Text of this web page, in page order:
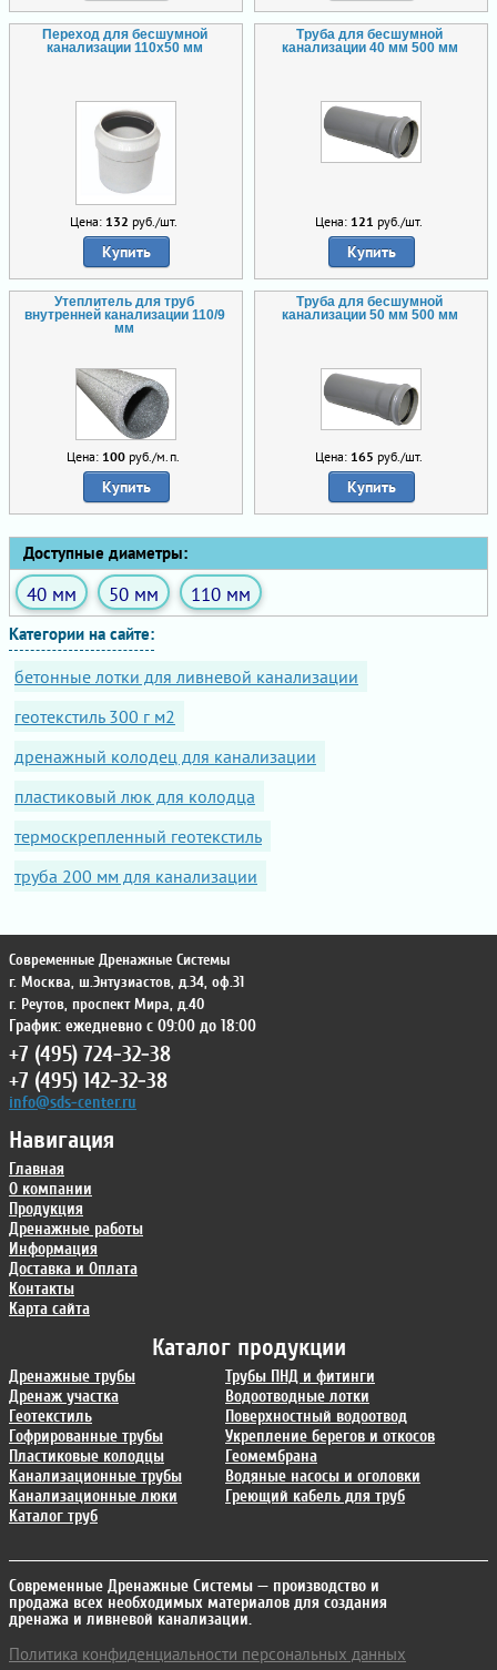
Переход для бесшумной
канализации 110х50 мм
Цена: 132 руб./шт.
Купить
Труба для бесшумной
канализации 40 мм 500 мм
Цена: 121 руб./шт.
Купить
Утеплитель для труб
внутренней канализации 110/9
мм
Цена: 100 руб./м.п.
Купить
Труба для бесшумной
канализации 50 мм 500 мм
Цена: 165 руб./шт.
Купить
Доступные диаметры:
40 мм 50 мм 110 мм
Категории на сайте:
бетонные лотки для ливневой канализации
геотекстиль 300 г м2
дренажный колодец для канализации
пластиковый люк для колодца
термоскрепленный геотекстиль
труба 200 мм для канализации
Каталог продукции
Дренажные трубы
Дренаж участка
Геотекстиль
Гофрированные трубы
Пластиковые колодцы
Канализационные трубы
Канализационные люки
Каталог труб
Трубы ПНД и фитинги
Водоотводные лотки
Поверхностный водоотвод
Укрепление берегов и откосов
Геомембрана
Водяные насосы и оголовки
Греющий кабель для труб
Навигация
Главная
О компании
Продукция
Дренажные работы
Информация
Доставка и Оплата
Контакты
Карта сайта
Современные Дренажные Системы
г. Москва, ш.Энтузиастов, д.34, оф.31
г. Реутов, проспект Мира, д.40
График: ежедневно с 09:00 до 18:00
+7 (495) 724-32-38
+7 (495) 142-32-38
info@sds-center.ru
Современные Дренажные Системы — производство и
продажа всех необходимых материалов для создания
дренажа и ливневой канализации.
Политика конфиденциальности персональных данных